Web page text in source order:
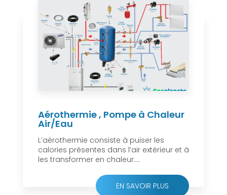
Aérothermie , Pompe à Chaleur
Air/Eau
L’aérothermie consiste à puiser les
calories présentes dans l’air extérieur et à
les transformer en chaleur....
EN SAVOIR PLUS